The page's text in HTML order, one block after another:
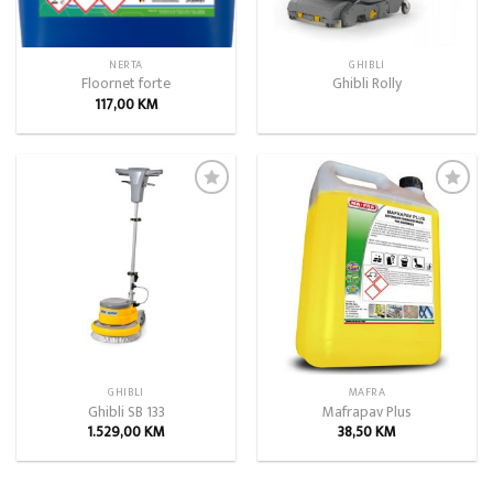
NERTA
Floornet forte
117,00KM
GHIBLI
Ghibli Rolly
GHIBLI
Ghibli SB 133
1.529,00KM
Add to
wishlist
MAFRA
Mafrapav Plus
38,50KM